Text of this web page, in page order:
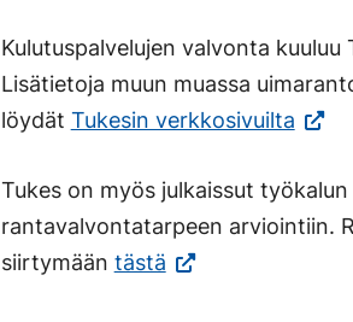
Kulutuspalvelujen valvonta
Lisätietoja muun muassa
löydät Tukesin verkkosivuilta
Linkki
Tukes on myös julkaissut
rantavalvontatarpeen arviointiin.
siirtymään tästä(Vieraile